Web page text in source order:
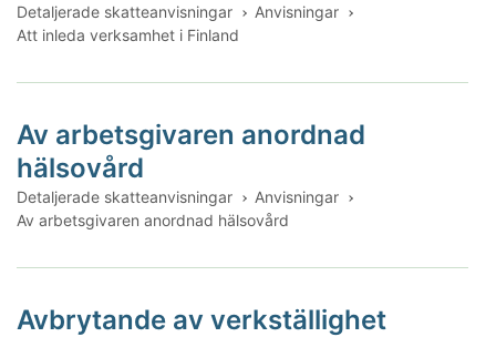
Detaljerade skatteanvisningar
Anvisningar
Att inleda verksamhet i Finland
Av arbetsgivaren anordnad
hälsovård
Detaljerade skatteanvisningar
Anvisningar
Av arbetsgivaren anordnad hälsovård
Avbrytande av verkställighet